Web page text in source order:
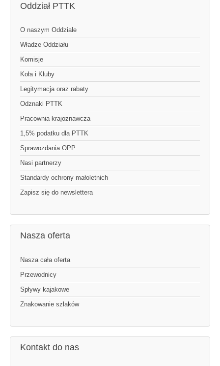
Oddział PTTK
O naszym Oddziale
Władze Oddziału
Komisje
Koła i Kluby
Legitymacja oraz rabaty
Odznaki PTTK
Pracownia krajoznawcza
1,5% podatku dla PTTK
Sprawozdania OPP
Nasi partnerzy
Standardy ochrony małoletnich
Zapisz się do newslettera
Nasza oferta
Nasza cała oferta
Przewodnicy
Spływy kajakowe
Znakowanie szlaków
Kontakt do nas